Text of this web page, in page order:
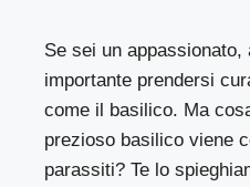
Se sei un appassionato,
importante prendersi
come il basilico. Ma
prezioso basilico viene
parassiti? Te lo